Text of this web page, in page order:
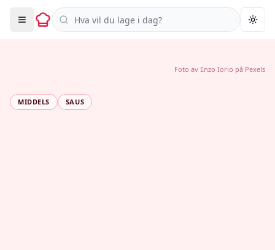
Søk i oppskrifter
MIDDELS SAUS
Foto av Enzo Iorio på Pexels